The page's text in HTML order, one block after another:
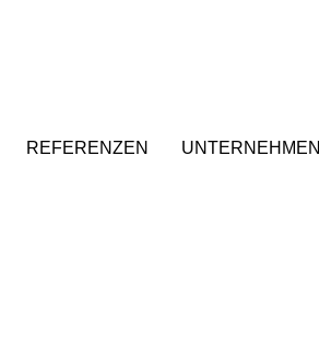
REFERENZEN UNTERNEHMEN